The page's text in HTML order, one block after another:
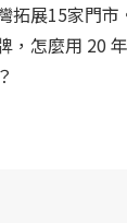
拓展15家門市
，怎麼用 20